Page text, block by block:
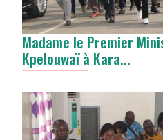
Madame le Premier
Kpelouwaï à Kara...